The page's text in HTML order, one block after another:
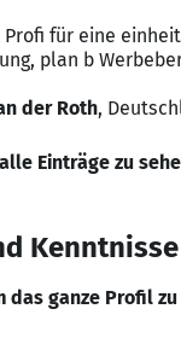
für eine
plan b
der Roth,
Einträge zu
Kenntnisse
das ganze Profil